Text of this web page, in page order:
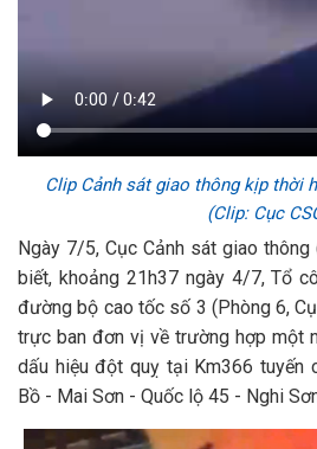
Clip Cảnh sát giao thông kịp thời
(Clip: Cục
Ngày 7/5, Cục Cảnh sát giao thông
biết, khoảng 21h37 ngày 4/7, Tổ
đường bộ cao tốc số 3 (Phòng 6,
trực ban đơn vị về trường hợp một
dấu hiệu đột quỵ tại Km366 tuyến
Bồ - Mai Sơn - Quốc lộ 45 - Nghi